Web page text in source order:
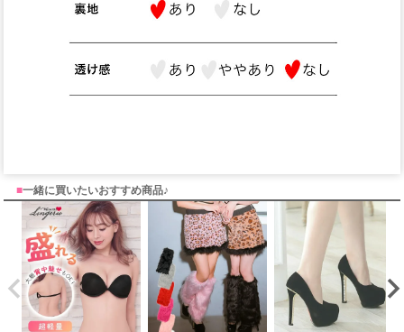
■一緒に買いたいおすすめ商品♪